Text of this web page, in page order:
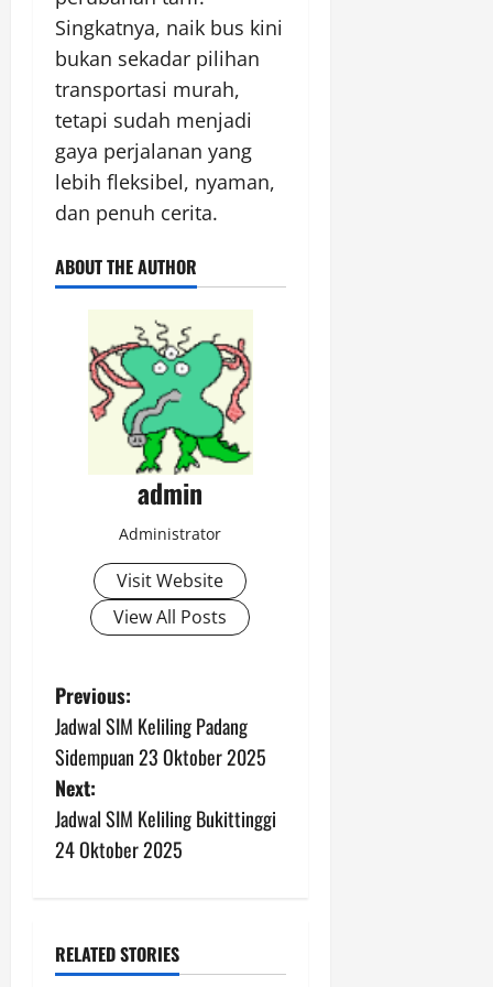
Singkatnya, naik bus kini
bukan sekadar pilihan
transportasi murah,
tetapi sudah menjadi
gaya perjalanan yang
lebih fleksibel, nyaman,
dan penuh cerita.
ABOUT THE AUTHOR
admin
Administrator
Visit Website
View All Posts
P
o
s
t
Previous:
Jadwal SIM Keliling Padang
Sidempuan 23 Oktober 2025
Next:
Jadwal SIM Keliling Bukittinggi
24 Oktober 2025
RELATED STORIES